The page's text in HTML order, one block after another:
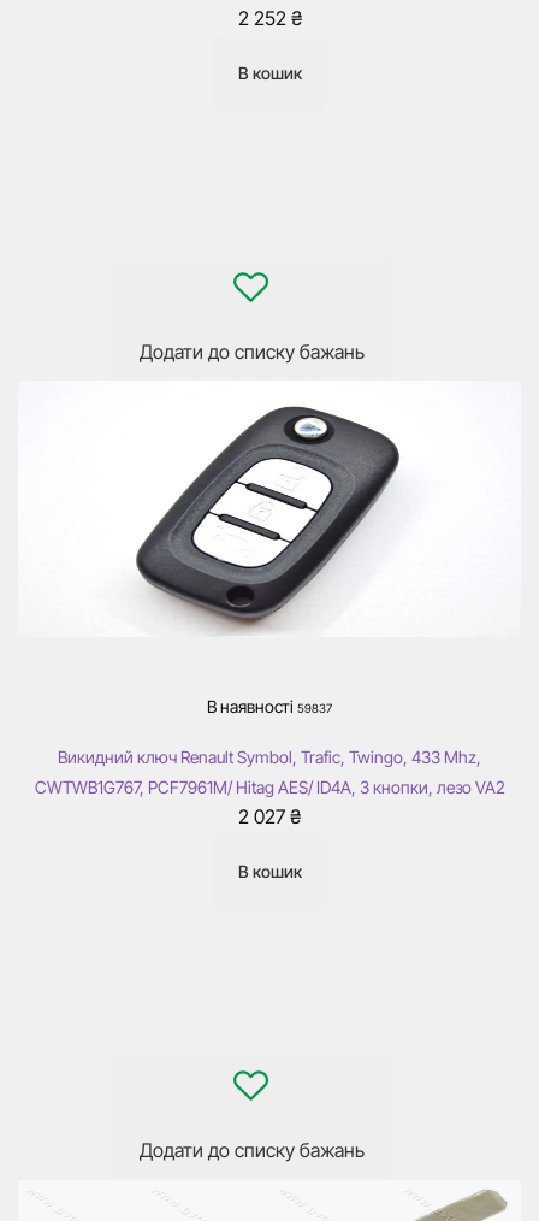
2 252 ₴
В кошик
Додати до списку бажань
В наявності 59837
Викидний ключ Renault Symbol, Trafic, Twingo, 433 Mhz,
CWTWB1G767, PCF7961M/ Hitag AES/ ID4A, 3 кнопки, лезо VA2
2 027 ₴
В кошик
Додати до списку бажань